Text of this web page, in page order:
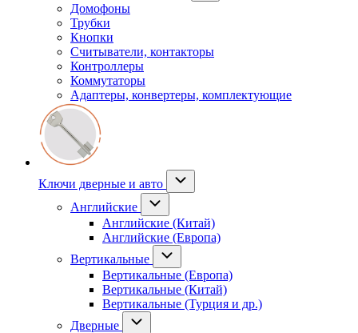
Домофоны
Трубки
Кнопки
Считыватели, контакторы
Контроллеры
Коммутаторы
Адаптеры, конвертеры, комплектующие
Ключи дверные и авто
Английские
Английские (Китай)
Английские (Европа)
Вертикальные
Вертикальные (Европа)
Вертикальные (Китай)
Вертикальные (Турция и др.)
Дверные